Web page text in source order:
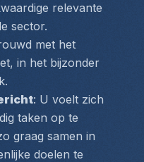
relevante
sector.
met het
in het bijzonder
: U voelt zich
taken op te
graag samen in
doelen te